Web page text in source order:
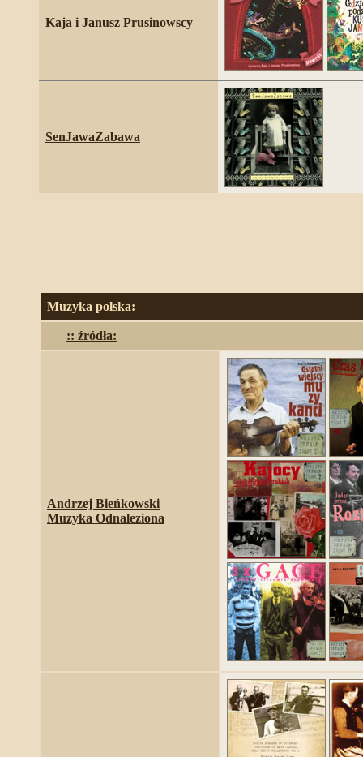
Kaja i Janusz Prusinowscy
SenJawaZabawa
Muzyka polska:
:: źródła:
Andrzej Bieńkowski
Muzyka Odnaleziona